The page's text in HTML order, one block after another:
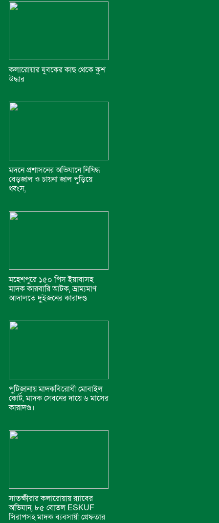
কলারোয়ার যুবকের কাছ থেকে কুশ
উদ্ধার
মদনে প্রশাসনের অভিযানে নিষিদ্ধ
বেড়জাল ও চায়না জাল পুড়িয়ে
ধ্বংস,
মহেশপুরে ১৫০ পিস ইয়াবাসহ
মাদক কারবারি আটক, ভ্রাম্যমাণ
আদালতে দুইজনের কারাদণ্ড
পুটিজানায় মাদকবিরোধী মোবাইল
কোর্ট, মাদক সেবনের দায়ে ৬ মাসের
কারাদণ্ড।
সাতক্ষীরার কলারোয়ায় র‍্যাবের
অভিযান, ৮৫ বোতল ESKUF
সিরাপসহ মাদক ব্যবসায়ী গ্রেফতার